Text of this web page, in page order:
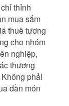
thỉnh
mua sắm
thuê tương
cho nhóm
nghiệp,
thương
phải
dần món